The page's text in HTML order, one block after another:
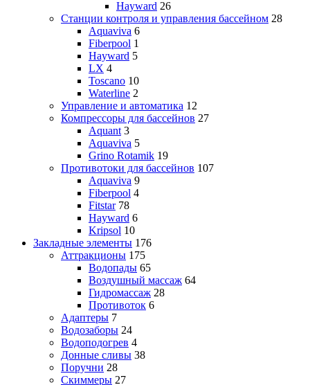
Hayward 26
Станции контроля и управления бассейном 28
Aquaviva 6
Fiberpool 1
Hayward 5
LX 4
Toscano 10
Waterline 2
Управление и автоматика 12
Компрессоры для бассейнов 27
Aquant 3
Aquaviva 5
Grino Rotamik 19
Противотоки для бассейнов 107
Aquaviva 9
Fiberpool 4
Fitstar 78
Hayward 6
Kripsol 10
Закладные элементы 176
Аттракционы 175
Водопады 65
Воздушный массаж 64
Гидромассаж 28
Противоток 6
Адаптеры 7
Водозаборы 24
Водоподогрев 4
Донные сливы 38
Поручни 28
Скиммеры 27